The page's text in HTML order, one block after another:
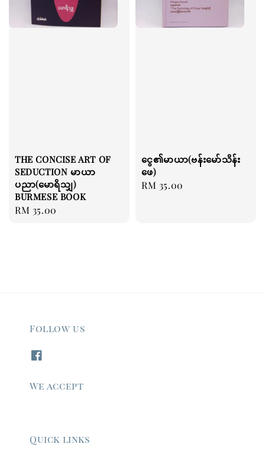
THE CONCISE ART OF
SEDUCTION မာယာ
ပညာ(မောရိသျှ)
BURMESE BOOK
Regular
RM 35.00
ငွေ၏မာယာ(ဗန်းမော်သိန်း
ဖေ)
Regular
RM 35.00
Follow us
We accept
Quick links